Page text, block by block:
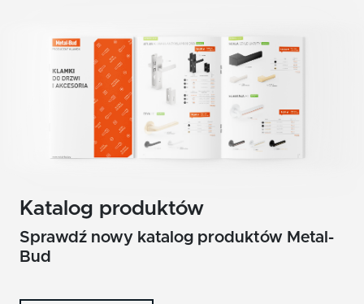
brąz
grafit
chrom szczotkowany mat
nikiel szczotkowany
czarny
Katalog produktów
Sprawdź nowy katalog produktów Metal-
Bud